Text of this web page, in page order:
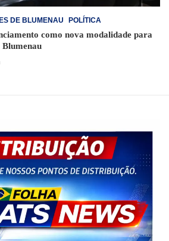
DE BLUMENAU POLÍTICA
como nova modalidade para